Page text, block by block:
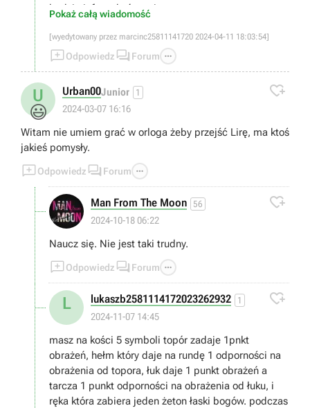
będzie info o ukończeniu.
Pokaż całą wiadomość
[wyedytowany przez marcinc25811141720 2024-04-11 18:03:54]
Odpowiedz  Forum 
U
😃
Urban00Junior 1
2024-03-07 16:16

Witam nie umiem grać w orloga żeby przejść Lirę, ma ktoś
jakieś pomysły.
Odpowiedz  Forum 
Man From The Moon 56
2024-10-18 06:22

Naucz się. Nie jest taki trudny.
Odpowiedz  Forum 
L lukaszb2581114172023262932 1
2024-11-07 14:45

masz na kości 5 symboli topór zadaje 1pnkt
obrażeń, hełm który daje na rundę 1 odporności na
obrażenia od topora, łuk daje 1 punkt obrażeń a
tarcza 1 punkt odporności na obrażenia od łuku, i
ręka która zabiera jeden żeton łaski bogów. podczas